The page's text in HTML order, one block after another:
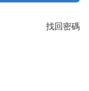
找回密碼